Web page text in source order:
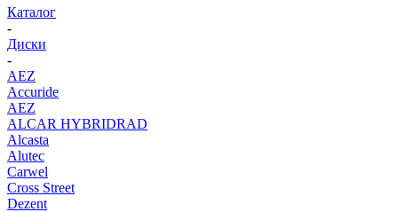
Каталог
-
Диски
-
AEZ
Accuride
AEZ
ALCAR HYBRIDRAD
Alcasta
Alutec
Carwel
Cross Street
Dezent